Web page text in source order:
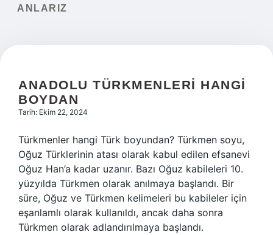
ANLARIZ
ANADOLU TÜRKMENLERI HANGI
BOYDAN
Tarih: Ekim 22, 2024
Türkmenler hangi Türk boyundan? Türkmen soyu,
Oğuz Türklerinin atası olarak kabul edilen efsanevi
Oğuz Han’a kadar uzanır. Bazı Oğuz kabileleri 10.
yüzyılda Türkmen olarak anılmaya başlandı. Bir
süre, Oğuz ve Türkmen kelimeleri bu kabileler için
eşanlamlı olarak kullanıldı, ancak daha sonra
Türkmen olarak adlandırılmaya başlandı.